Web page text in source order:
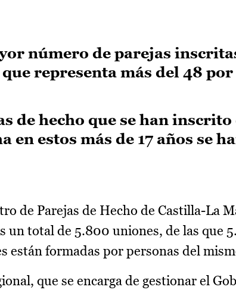
número de parejas
representa más del 48
de hecho que se han inscrito
estos más de 17 años se
de Parejas de Hecho de Castilla-La
un total de 5.800 uniones, de las que
están formadas por personas del
que se encarga de gestionar el